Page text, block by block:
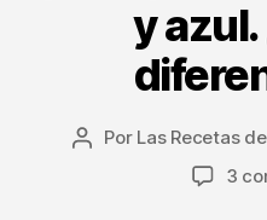
y
Autor
Por Las Recetas
3